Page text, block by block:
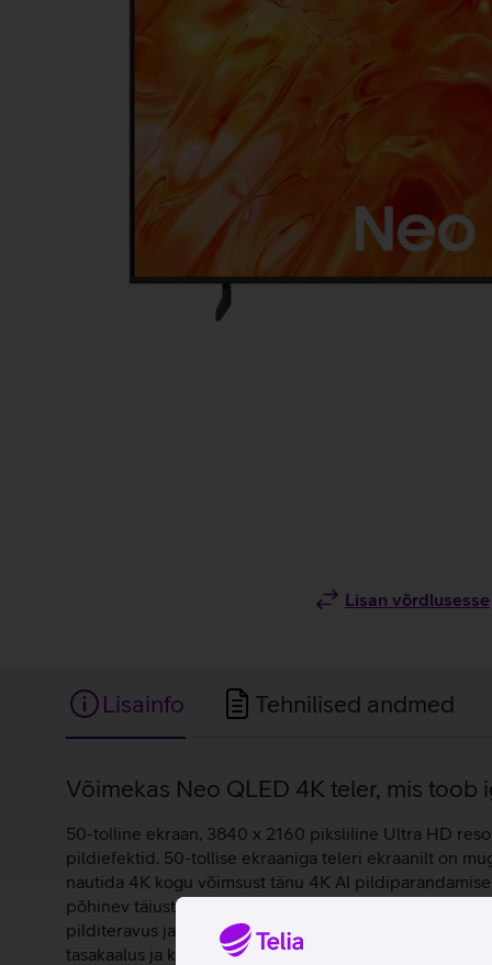
Lisan võrdlusesse
Lisainfo Tehnilised andmed
Lisainfo
Võimekas Neo QLED 4K teler, mis toob
50-tolline ekraan, 3840 x 2160 piksliline Ultra HD
pildiefektid. 50-tollise ekraaniga teleri ekraanilt on
nautida 4K kogu võimsust tänu 4K AI
põhinev täiustatud taustvalgustus kasutab
pilditeravus ja heledus igas kaadris. Adaptive
tasakaalus ja kuulamiskogemus personaalsem.